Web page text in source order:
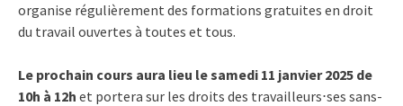
organise régulièrement des formations gratuites en droit
du travail ouvertes à toutes et tous.
Le prochain cours aura lieu le samedi 11 janvier 2025 de
10h à 12h et portera sur les droits des travailleurs⋅ses sans-